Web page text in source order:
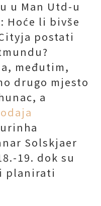
u Man Utd-u
Hoće li bivše
postati
međutim,
drugo mjesto
a
Solskjaer
19. dok su
planirati